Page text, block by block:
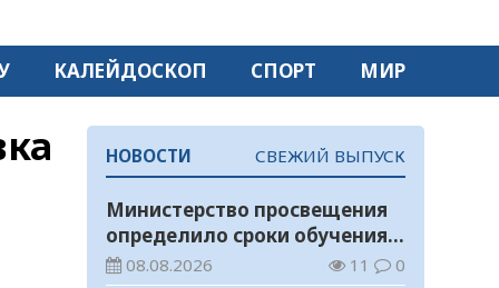
КАЛЕЙДОСКОП СПОРТ МИР
НОВОСТИ СВЕЖИЙ ВЫПУСК
Министерство просвещения
определило сроки обучения и
каникул на 2026-2027
08.08.2026 11 0